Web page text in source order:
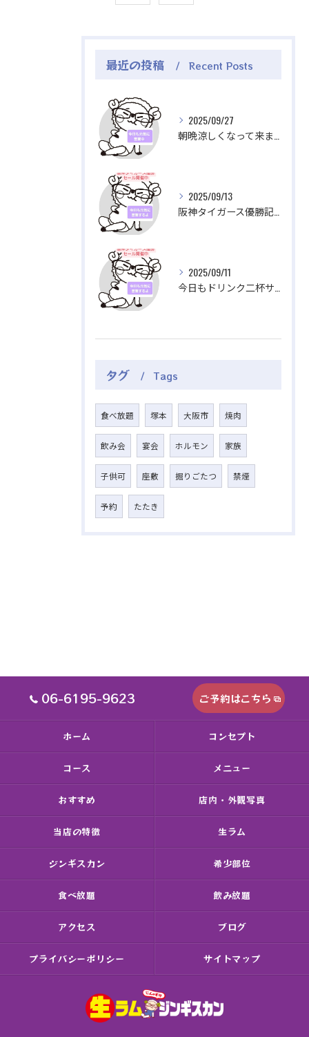
最近の投稿 Recent Posts
2025/09/27
2025/09/13
2025/09/11
タグ Tags
食べ放題 塚本 大阪市 焼肉
飲み会 宴会 ホルモン 家族
子供可 座敷 掘りごたつ 禁煙
予約 たたき
06-6195-9623 ご予約はこちら
ホーム コンセプト
コース メニュー
おすすめ 店内・外観写真
当店の特徴 生ラム
ジンギスカン 希少部位
食べ放題 飲み放題
アクセス ブログ
プライバシーポリシー サイトマップ